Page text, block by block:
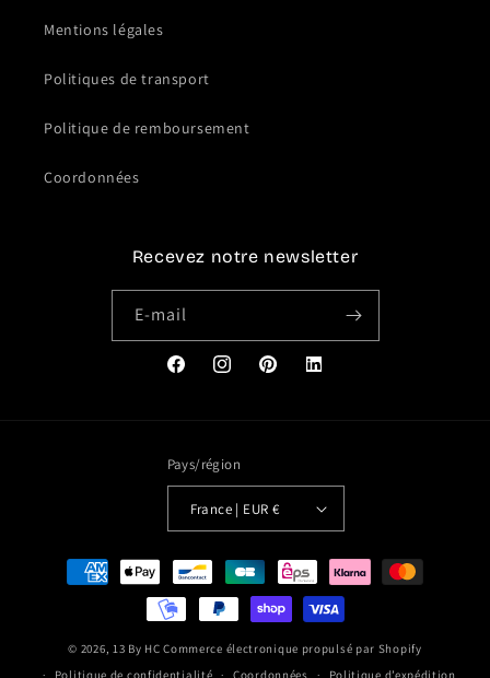
Mentions légales
Politiques de transport
Politique de remboursement
Coordonnées
Recevez notre newsletter
E-mail
FacebookInstagramPinterestTranslation
Pays/région
France | EUR €
Moyens
© 2026, 13 By HC Commerce électronique propulsé par Shopify